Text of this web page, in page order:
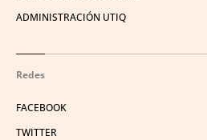
ADMINISTRACIÓN UTIQ
Redes
FACEBOOK
TWITTER